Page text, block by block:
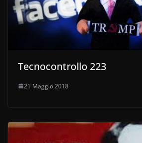
Tecnocontrollo 223
21 Maggio 2018